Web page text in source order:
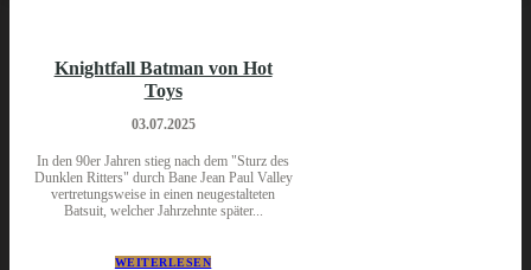
Knightfall Batman von Hot
Toys
03.07.2025
In den 90er Jahren stieg nach dem "Sturz des
Dunklen Ritters" durch Bane Jean Paul Valley
vertretungsweise in einen neugestalteten
Batsuit, welcher Jahrzehnte später...
WEITERLESEN